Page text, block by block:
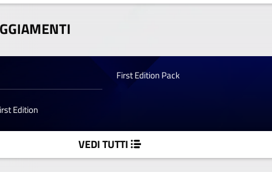
First Edition Pack
Edition
VEDI TUTTI